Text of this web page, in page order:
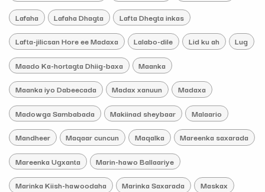
Lafaha Lafaha Dhagta Lafta Dhegta inkas
Lafta-jilicsan Hore ee Madaxa Lalabo-dile Lid ku ah Lug
Maado Ka-hortagta Dhiig-baxa Maanka
Maanka iyo Dabeecada Madax xanuun Madaxa
Madowga Sambabada Makiinad sheybaar Malaario
Mandheer Maqaar cuncun Maqalka Mareenka saxarada
Mareenka Ugxanta Marin-hawo Ballaariye
Marinka Kiish-hawoodaha Marinka Saxarada Maskax